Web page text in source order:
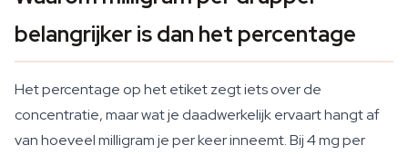
belangrijker is dan het percentage
Het percentage op het etiket zegt iets over de
concentratie, maar wat je daadwerkelijk ervaart hangt af
van hoeveel milligram je per keer inneemt. Bij 4 mg per